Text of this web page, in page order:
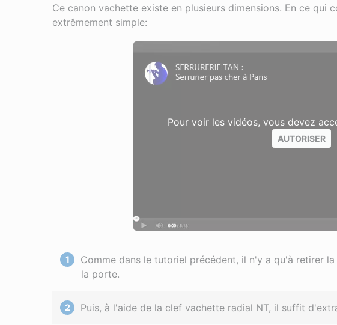
Ce canon vachette existe en plusieurs dimensions. En ce qui
extrêmement simple:
Pour voir les vidéos, vous devez
AUTORISER
Comme dans le tutoriel précédent, il n'y a qu'à retirer
la porte.
Puis, à l'aide de la clef vachette radial NT, il suffit